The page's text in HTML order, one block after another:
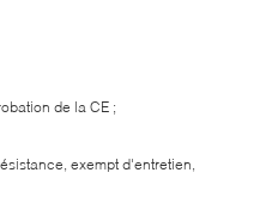
de la CE ;
exempt d'entretien,